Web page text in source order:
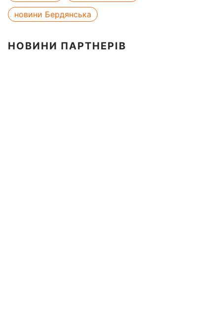
новини Бердянська
НОВИНИ ПАРТНЕРІВ